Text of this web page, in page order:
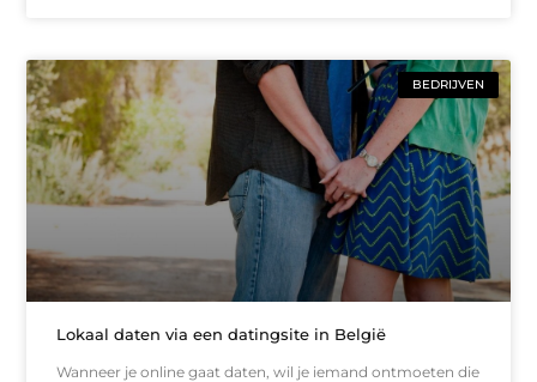
BEDRIJVEN
Lokaal daten via een datingsite in België
Wanneer je online gaat daten, wil je iemand ontmoeten die